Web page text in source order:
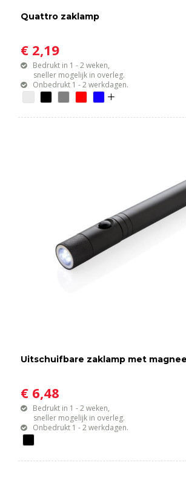
Quattro zaklamp
€ 2,19
Bedrukt in 1 - 2 weken,
sneller mogelijk in overleg.
Onbedrukt 1 - 2 werkdagen.
Uitschuifbare zaklamp met
€ 6,48
Bedrukt in 1 - 2 weken,
sneller mogelijk in overleg.
Onbedrukt 1 - 2 werkdagen.